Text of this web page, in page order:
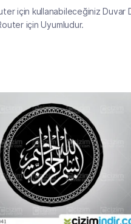
için kullanabileceğiniz
için Uyumludur.